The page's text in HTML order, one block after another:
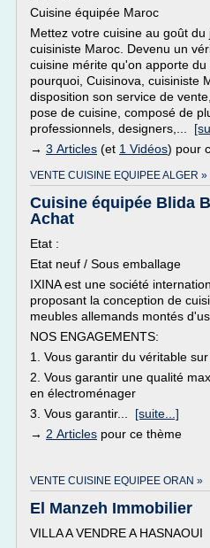
Cuisine équipée Maroc
Mettez votre cuisine au goût du
cuisiniste Maroc. Devenu un
cuisine mérite qu'on apporte
pourquoi, Cuisinova, cuisiniste
disposition son service de
pose de cuisine, composé de
professionnels, designers,...
→ 3 Articles (et 1 Vidéos) pour
VENTE CUISINE EQUIPEE ALGER »
Cuisine équipée Blida
Achat
Etat :
Etat neuf / Sous emballage
IXINA est une société
proposant la conception de
meubles allemands montés
NOS ENGAGEMENTS:
1. Vous garantir du véritable
2. Vous garantir une qualité
en électroménager
3. Vous garantir... [suite...]
→ 2 Articles pour ce thème
VENTE CUISINE EQUIPEE ORAN »
El Manzeh Immobilier
VILLA A VENDRE A HASNAOUI